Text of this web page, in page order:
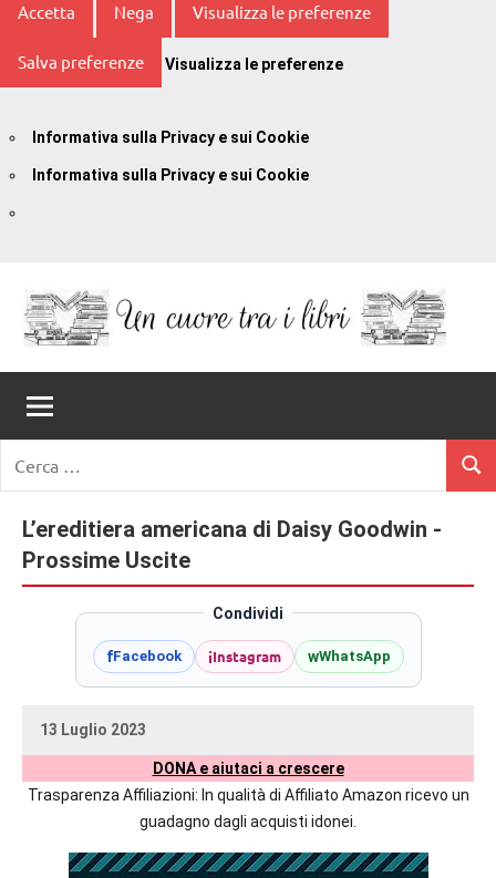
Accetta Nega Visualizza le preferenze
Salva preferenze Visualizza le preferenze
Informativa sulla Privacy e sui Cookie
Informativa sulla Privacy e sui Cookie
contenuto
Un
Cuore
Tra
I
Libri
romanzi
romance
e
non
solo.
Recensioni,
delle
autrici
straniere.
per:
L’ereditiera americana di Daisy Goodwin -
Prossime Uscite
Condividi
fFacebook iInstagram wWhatsApp
13 Luglio 2023
uctil_user
Nessun
DONA e aiutaci a crescere
Trasparenza Affiliazioni: In qualità di Affiliato Amazon ricevo un
guadagno dagli acquisti idonei.